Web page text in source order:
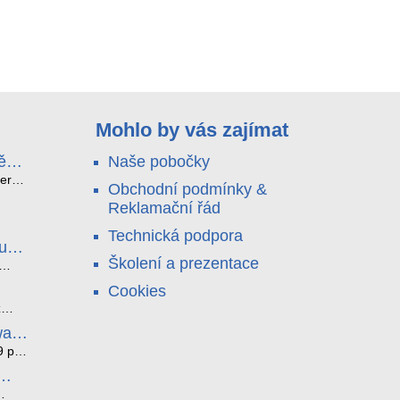
a
a
ze
Mohlo by vás zajímat
Naše pobočky
Obchodní podmínky &
Reklamační řád
Technická podpora
Školení a prezentace
Cookies